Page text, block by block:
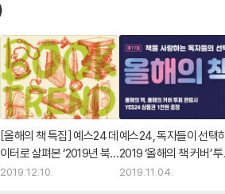
[올해의 책 특집] 예스24 데
이터로 살펴본 ‘2019년 북
트렌드’
2019.12.10.
예스24, 독자들이 선택
2019 ‘올해의 책 커버’
실시
2019.11.04.